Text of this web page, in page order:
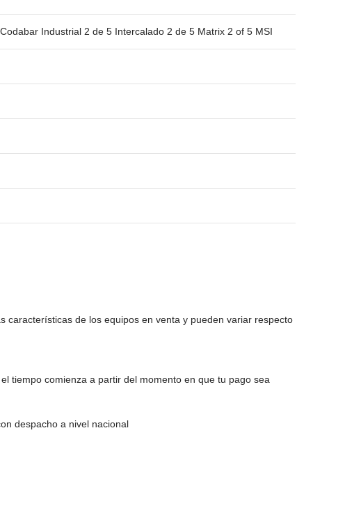
Industrial 2 de 5 Intercalado 2 de 5 Matrix 2 of 5 MSI
características de los equipos en venta y pueden variar respecto
tiempo comienza a partir del momento en que tu pago sea
despacho a nivel nacional